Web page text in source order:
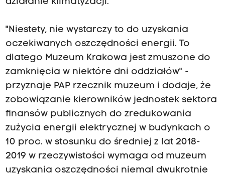
"Niestety, nie wystarczy to do uzyskania
oczekiwanych oszczędności energii. To
dlatego Muzeum Krakowa jest zmuszone do
zamknięcia w niektóre dni oddziałów" -
przyznaje PAP rzecznik muzeum i dodaje, że
zobowiązanie kierowników jednostek sektora
finansów publicznych do zredukowania
zużycia energii elektrycznej w budynkach o
10 proc. w stosunku do średniej z lat 2018-
2019 w rzeczywistości wymaga od muzeum
uzyskania oszczędności niemal dwukrotnie